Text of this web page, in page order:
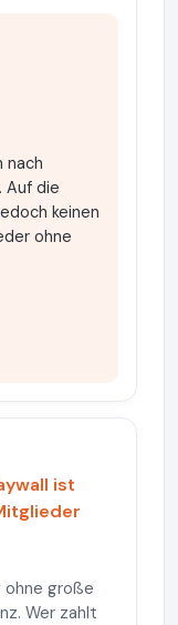
nach
Auf die
keinen
ohne
ist
ohne große
Wer zahlt